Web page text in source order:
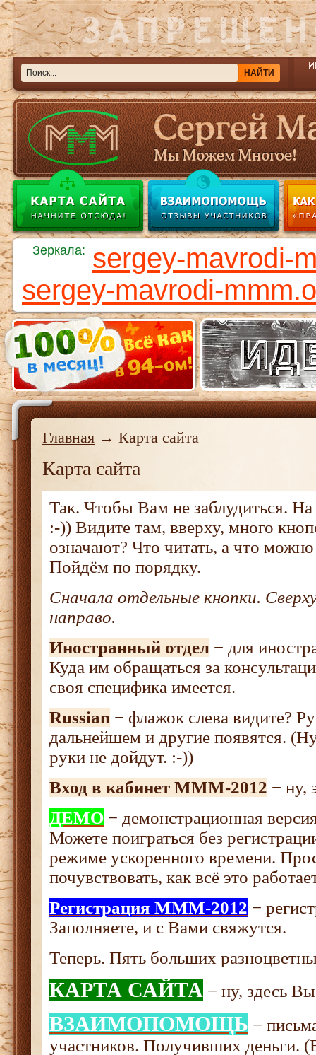
Зеркала: sergey-mavrodi-
sergey-mavrodi-
Главная → Карта сайта
Карта сайта
Так. Чтобы Вам не заблудиться. На
:-)) Видите там, вверху, много
означают? Что читать, а что
Пойдём по порядку.
Сначала отдельные кнопки.
направо.
Иностранный отдел − для
Куда им обращаться за
своя специфика имеется.
Russian − флажок слева видите?
дальнейшем и другие появятся.
руки не дойдут. :-))
Вход в кабинет МММ-2012 − ну,
ДЕМО − демонстрационная
Можете поиграться без
режиме ускоренного времени.
почувствовать, как всё это
Регистрация МММ-2012 −
Заполняете, и с Вами свяжутся.
Теперь. Пять больших
КАРТА САЙТА − ну, здесь
ВЗАИМОПОМОЩЬ −
участников. Получивших деньги.